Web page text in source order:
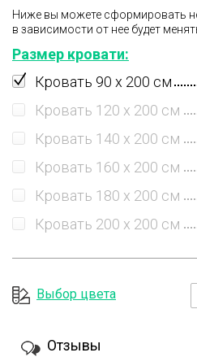
Ниже вы можете сформировать
в зависимости от нее будет
Размер кровати:
Кровать 90 x 200 см
Кровать 120 x 200 см
Кровать 140 x 200 см
Кровать 160 x 200 см
Кровать 180 x 200 см
Кровать 200 x 200 см
Выбор цвета
Отзывы